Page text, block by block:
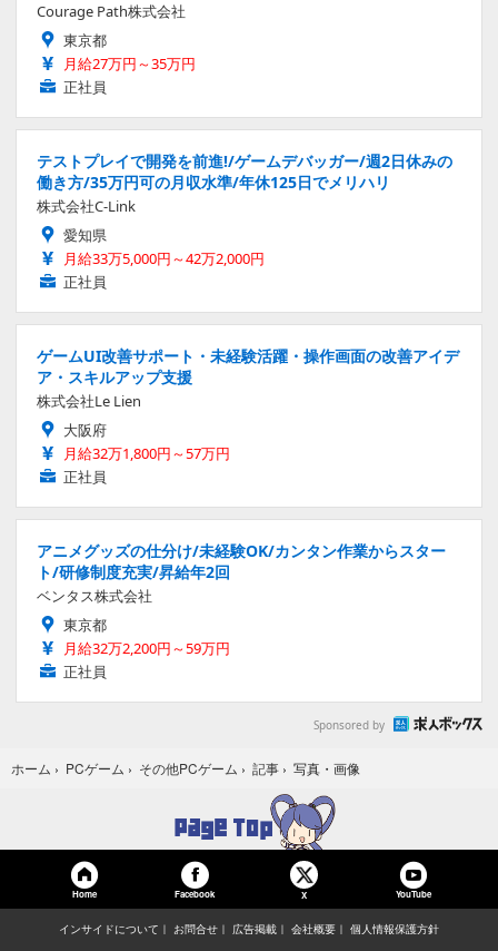
Courage Path株式会社
東京都
月給27万円～35万円
正社員
テストプレイで開発を前進!/ゲームデバッガー/週2日休みの
働き方/35万円可の月収水準/年休125日でメリハリ
株式会社C-Link
愛知県
月給33万5,000円～42万2,000円
正社員
ゲームUI改善サポート・未経験活躍・操作画面の改善アイデ
ア・スキルアップ支援
株式会社Le Lien
大阪府
月給32万1,800円～57万円
正社員
アニメグッズの仕分け/未経験OK/カンタン作業からスター
ト/研修制度充実/昇給年2回
ベンタス株式会社
東京都
月給32万2,200円～59万円
正社員
Sponsored by
ホーム › PCゲーム › その他PCゲーム › 記事 › 写真・画像
Home Facebook X YouTube
インサイドについて お問合せ 広告掲載 会社概要 個人情報保護方針